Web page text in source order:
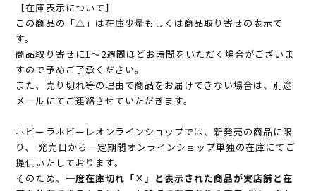
【在庫表示について】
この商品の「△」は在庫少量もしくは商品取り寄せの表示で
す。
商品取り寄せに1～2週間ほどお時間をいただく場合がございま
すので予めご了承ください。
また、売り切れ等の理由で商品をお届けできない場合は、別途
メールにてご連絡させていただきます。
ホビーラホビーレオンラインショップでは、新発売の商品に限
り、 発売日から一定期間オンラインショップ単独の在庫にてご
提供いたしております。
そのため、 一度在庫切れ「×」と表示された商品が実店舗と在